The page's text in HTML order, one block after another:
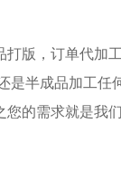
打版，订单代加
是半成品加工任
的需求就是我